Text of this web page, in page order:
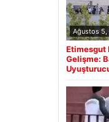
Ağustos
Etimesgut
Gelişme: